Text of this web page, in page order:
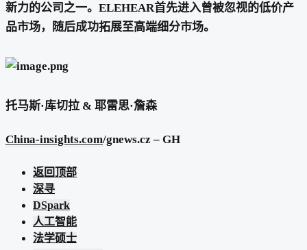
新力的公司之一。ELEHEAR首先进入曾被忽视的低价产
品市场，随后成功拓展至高端细分市场。
托马斯·库切拉 & 耶雷思·詹森
China-insights.com/gnews.cz – GH
返回顶部
深寻
DSpark
人工智能
法学硕士